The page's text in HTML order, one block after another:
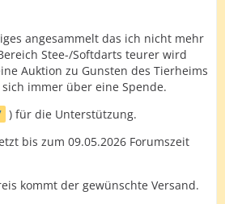
angesammelt das ich nicht mehr
Stee-/Softdarts teurer wird
Auktion zu Gunsten des Tierheims
immer über eine Spende.
) für die Unterstützung.
bis zum 09.05.2026 Forumszeit
kommt der gewünschte Versand.